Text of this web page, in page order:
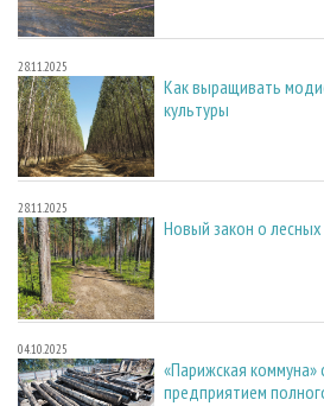
28.11.2025
Как выращивать
культуры
28.11.2025
Новый закон о
04.10.2025
«Парижская коммуна»
предприятием